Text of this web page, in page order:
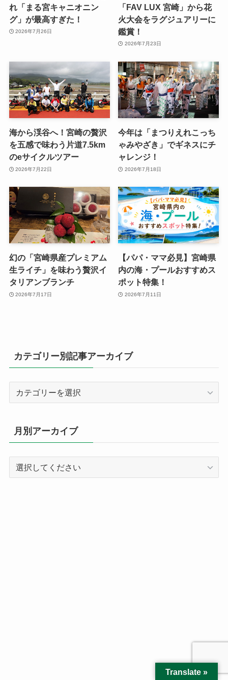
れ「まる宮キャニオニン
グ」が最高すぎた！
2026年7月26日
「FAV LUX 宮崎」から花
火大会をラグジュアリーに
鑑賞！
2026年7月23日
海から渓谷へ！宮崎の贅沢
を五感で味わう片道7.5km
のeサイクルツアー
2026年7月22日
今年は「まつりえれこっち
ゃみやざき」でギネスにチ
ャレンジ！
2026年7月18日
幻の「宮崎県産プレミアム
生ライチ」を味わう贅沢イ
タリアンブランチ
2026年7月17日
【パパ・ママ必見】宮崎県
内の海・プールおすすめス
ポット特集！
2026年7月11日
カテゴリー別記事アーカイブ
リ
ー
記
事
月別アーカイブ
Translate »